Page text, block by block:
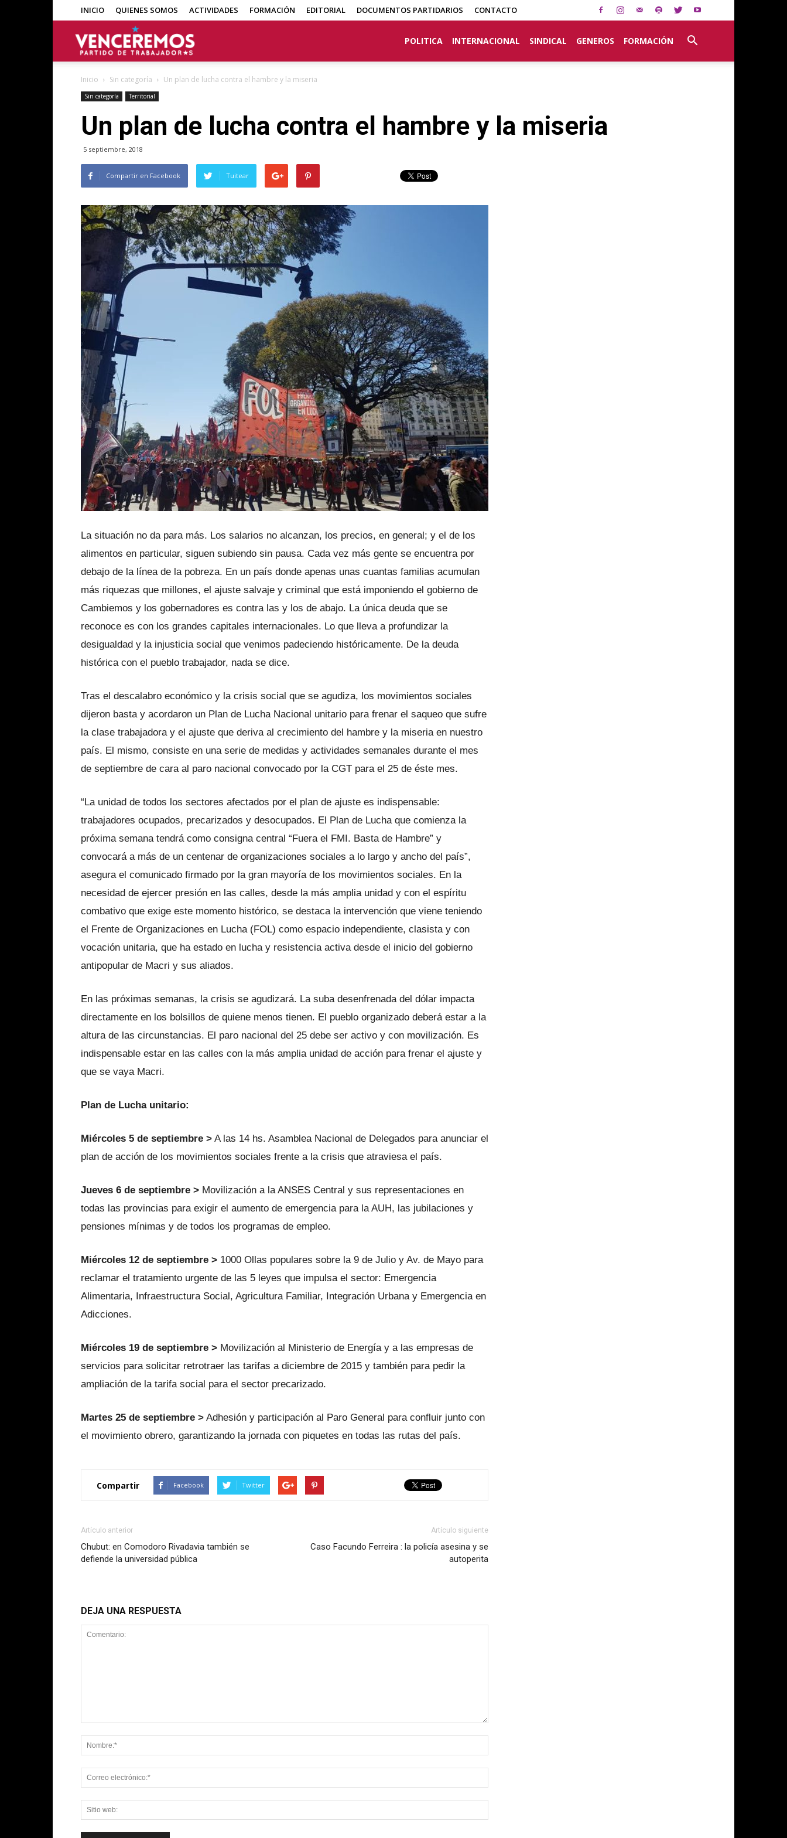
INICIO QUIENES SOMOS ACTIVIDADES FORMACIÓN EDITORIAL DOCUMENTOS PARTIDARIOS CONTACTO
POLITICA INTERNACIONAL SINDICAL GENEROS FORMACIÓN
Inicio Sin categoría Un plan de lucha contra el hambre y la miseria
Sin categoría Territorial
Un plan de lucha contra el hambre y la miseria
5 septiembre, 2018
Compartir en Facebook Tuitear
La situación no da para más. Los salarios no alcanzan, los precios, en general; y el de los
alimentos en particular, siguen subiendo sin pausa. Cada vez más gente se encuentra por
debajo de la línea de la pobreza. En un país donde apenas unas cuantas familias acumulan
más riquezas que millones, el ajuste salvaje y criminal que está imponiendo el gobierno de
Cambiemos y los gobernadores es contra las y los de abajo. La única deuda que se
reconoce es con los grandes capitales internacionales. Lo que lleva a profundizar la
desigualdad y la injusticia social que venimos padeciendo históricamente. De la deuda
histórica con el pueblo trabajador, nada se dice.
Tras el descalabro económico y la crisis social que se agudiza, los movimientos sociales
dijeron basta y acordaron un Plan de Lucha Nacional unitario para frenar el saqueo que sufre
la clase trabajadora y el ajuste que deriva al crecimiento del hambre y la miseria en nuestro
país. El mismo, consiste en una serie de medidas y actividades semanales durante el mes
de septiembre de cara al paro nacional convocado por la CGT para el 25 de éste mes.
“La unidad de todos los sectores afectados por el plan de ajuste es indispensable:
trabajadores ocupados, precarizados y desocupados. El Plan de Lucha que comienza la
próxima semana tendrá como consigna central “Fuera el FMI. Basta de Hambre” y
convocará a más de un centenar de organizaciones sociales a lo largo y ancho del país”,
asegura el comunicado firmado por la gran mayoría de los movimientos sociales. En la
necesidad de ejercer presión en las calles, desde la más amplia unidad y con el espíritu
combativo que exige este momento histórico, se destaca la intervención que viene teniendo
el Frente de Organizaciones en Lucha (FOL) como espacio independiente, clasista y con
vocación unitaria, que ha estado en lucha y resistencia activa desde el inicio del gobierno
antipopular de Macri y sus aliados.
En las próximas semanas, la crisis se agudizará. La suba desenfrenada del dólar impacta
directamente en los bolsillos de quiene menos tienen. El pueblo organizado deberá estar a la
altura de las circunstancias. El paro nacional del 25 debe ser activo y con movilización. Es
indispensable estar en las calles con la más amplia unidad de acción para frenar el ajuste y
que se vaya Macri.
Plan de Lucha unitario:
Miércoles 5 de septiembre > A las 14 hs. Asamblea Nacional de Delegados para anunciar el
plan de acción de los movimientos sociales frente a la crisis que atraviesa el país.
Jueves 6 de septiembre > Movilización a la ANSES Central y sus representaciones en
todas las provincias para exigir el aumento de emergencia para la AUH, las jubilaciones y
pensiones mínimas y de todos los programas de empleo.
Miércoles 12 de septiembre > 1000 Ollas populares sobre la 9 de Julio y Av. de Mayo para
reclamar el tratamiento urgente de las 5 leyes que impulsa el sector: Emergencia
Alimentaria, Infraestructura Social, Agricultura Familiar, Integración Urbana y Emergencia en
Adicciones.
Miércoles 19 de septiembre > Movilización al Ministerio de Energía y a las empresas de
servicios para solicitar retrotraer las tarifas a diciembre de 2015 y también para pedir la
ampliación de la tarifa social para el sector precarizado.
Martes 25 de septiembre > Adhesión y participación al Paro General para confluir junto con
el movimiento obrero, garantizando la jornada con piquetes en todas las rutas del país.
Compartir Facebook Twitter
Artículo anterior
Chubut: en Comodoro Rivadavia también se
defiende la universidad pública
Artículo siguiente
Caso Facundo Ferreira : la policía asesina y se
autoperita
DEJA UNA RESPUESTA